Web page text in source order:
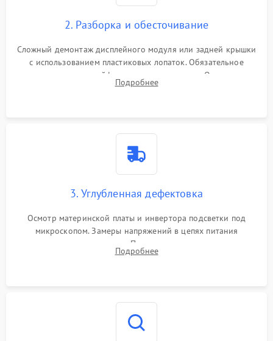
Повреждение внутренних проводов
Механические повреждения
Поломка батареи (если
Неисправность тачпада
1500 ₽ Подробнее →
1000 ₽
Неисправность BIOS 1500 ₽ Подробнее →
2. Разборка и обесточивание
Сложный демонтаж дисплейного модуля или задней крышки
с использованием пластиковых лопаток. Обязательное
отключение шлейфов матрицы и питания. Очистка
массивной системы охлаждения от скопившейся пыли.
Подробнее
3. Углубленная дефектовка
Осмотр материнской платы и инвертора подсветки под
микроскопом. Замеры напряжений в цепях питания
процессора и видеокарты. Проверка состояния жесткого
диска и оперативной памяти с помощью POST-карт и
Подробнее